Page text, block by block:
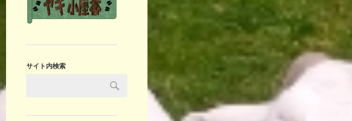
サイト内検索